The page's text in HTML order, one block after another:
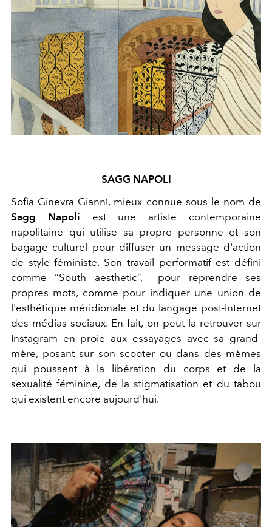
SAGG NAPOLI
Sofia Ginevra Giannì, mieux connue sous le nom de
Sagg Napoli est une artiste contemporaine
napolitaine qui utilise sa propre personne et son
bagage culturel pour diffuser un message d'action
de style féministe. Son travail performatif est défini
comme “South aesthetic”, pour reprendre ses
propres mots, comme pour indiquer une union de
l'esthétique méridionale et du langage post-Internet
des médias sociaux. En fait, on peut la retrouver sur
Instagram en proie aux essayages avec sa grand-
mère, posant sur son scooter ou dans des mèmes
qui poussent à la libération du corps et de la
sexualité féminine, de la stigmatisation et du tabou
qui existent encore aujourd'hui.